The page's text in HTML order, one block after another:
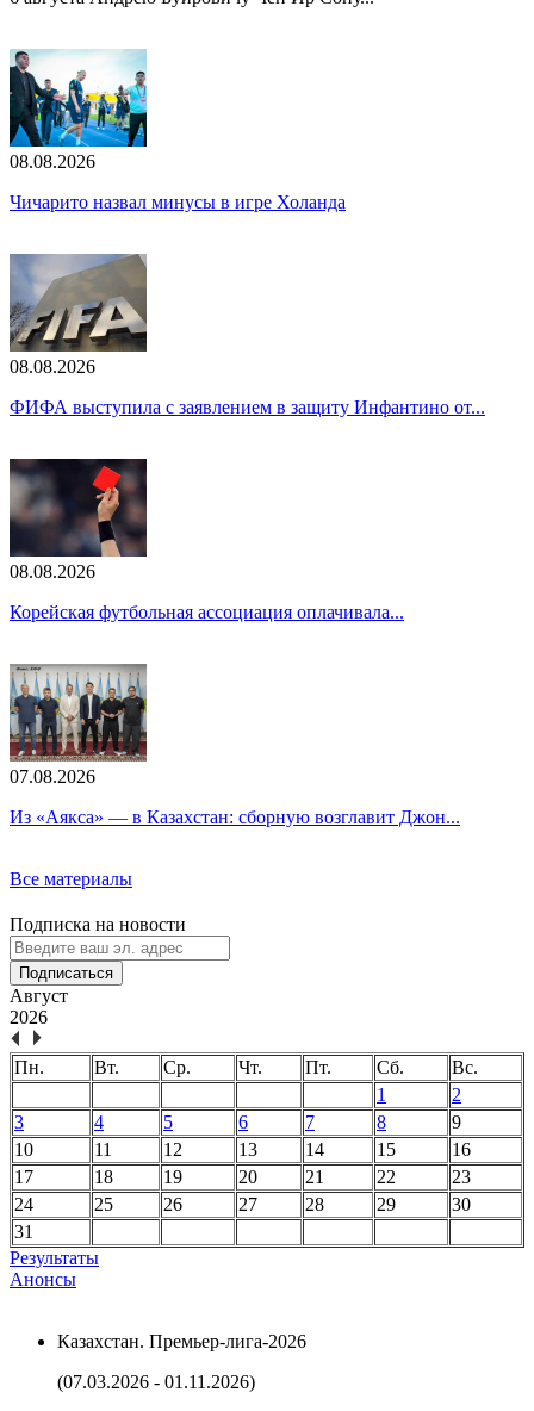
08.08.2026
Чичарито назвал минусы в игре Холанда
08.08.2026
ФИФА выступила с заявлением в защиту Инфантино от...
08.08.2026
Корейская футбольная ассоциация оплачивала...
07.08.2026
Из «Аякса» — в Казахстан: сборную возглавит Джон...
Все материалы
Подписка на новости
Подписаться
Август
2026
Пн. Вт. Ср. Чт. Пт. Сб.
Вс.
1
2
3
4 5 6 7 8
9
10
11 12 13 14 15
16
17
18 19 20 21 22
23
24
25 26 27 28 29
30
31
Результаты
Анонсы
Казахстан. Премьер-лига-2026
(07.03.2026 - 01.11.2026)